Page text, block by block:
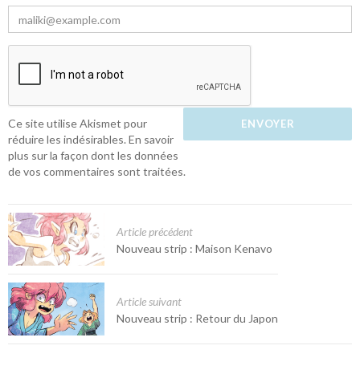
Ce site utilise Akismet pour
réduire les indésirables. En savoir
plus sur la façon dont les données
de vos commentaires sont traitées.
Article précédent
Nouveau strip : Maison Kenavo
Article suivant
Nouveau strip : Retour du Japon